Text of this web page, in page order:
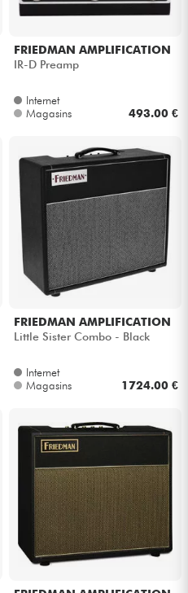
FRIEDMAN AMPLIFICATION
IR-D Preamp
Internet
Magasins
493.00 €
FRIEDMAN AMPLIFICATION
Little Sister Combo - Black
Internet
Magasins
1724.00 €